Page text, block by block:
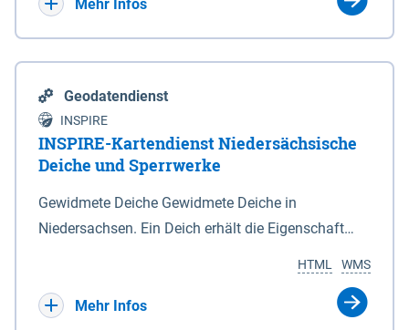
Mehr Infos
Geodatendienst
INSPIRE
INSPIRE-Kartendienst Niedersächsische
Deiche und Sperrwerke
Gewidmete Deiche Gewidmete Deiche in
Niedersachsen. Ein Deich erhält die Eigenschaft
Deichbehörde durch Verordnung ausspricht. Für
WMS
HTML
Mehr Infos